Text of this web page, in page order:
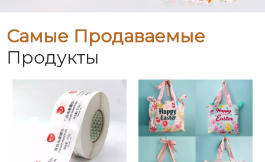
Самые Продаваемые
Продукты